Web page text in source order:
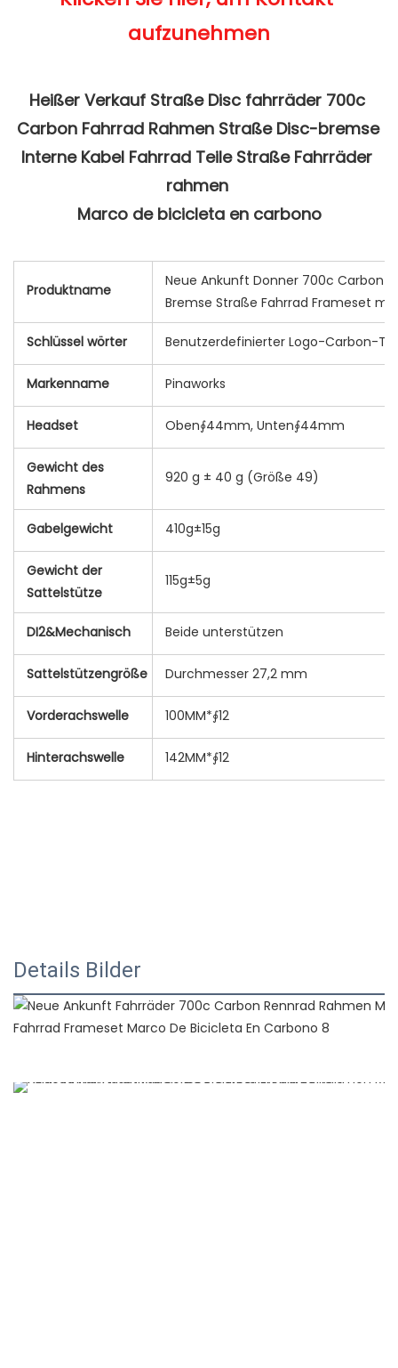
Heißer Verkauf Straße Disc fahrräder 700c
Carbon Fahrrad Rahmen Straße Disc-bremse
Interne Kabel Fahrrad Teile Straße Fahrräder
Marco de bicicleta en carbono
Produktname
Neue Ankunft Donner 700c Carbon
Bremse Straße Fahrrad Frameset
Schlüssel wörter Benutzerdefinierter Logo-Carbon-
Markenname Pinaworks
Headset Oben∮44mm, Unten∮44mm
Gewicht des
Rahmens
920 g ± 40 g (Größe 49)
Gabelgewicht 410g±15g
Gewicht der
Sattelstütze
115g±5g
DI2&Mechanisch Beide unterstützen
Sattelstützengröße Durchmesser 27,2 mm
Vorderachswelle 100MM*∮12
Hinterachswelle 142MM*∮12
Details Bilder